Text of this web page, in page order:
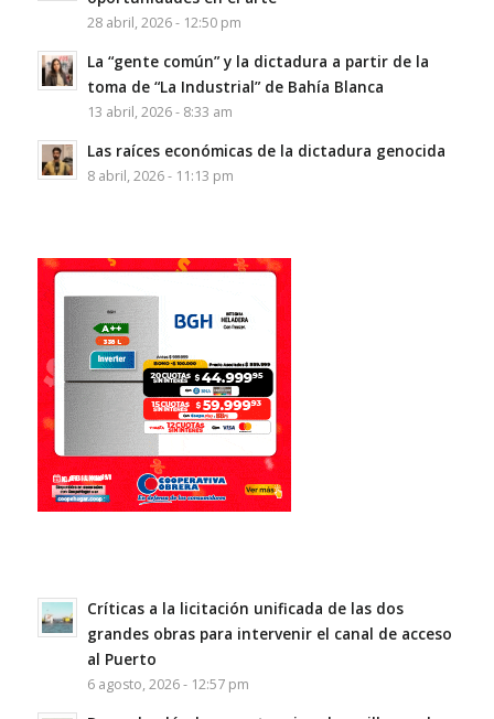
28 abril, 2026 - 12:50 pm
La “gente común” y la dictadura a partir de la
toma de “La Industrial” de Bahía Blanca
13 abril, 2026 - 8:33 am
Las raíces económicas de la dictadura genocida
8 abril, 2026 - 11:13 pm
Críticas a la licitación unificada de las dos
grandes obras para intervenir el canal de acceso
al Puerto
6 agosto, 2026 - 12:57 pm